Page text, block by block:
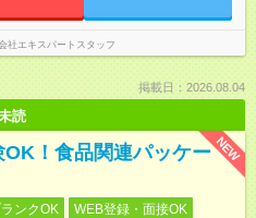
社エキスパートスタッフ
掲載日：2026.08.04
読
NEW
！食品関連パッケー
ンクOK WEB登録・面接OK